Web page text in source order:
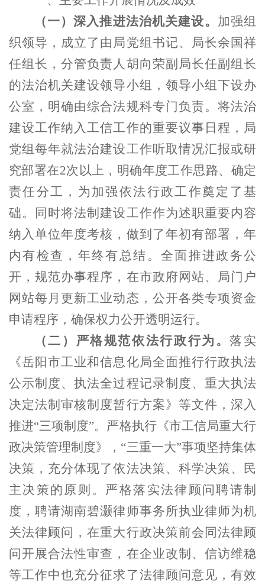
（一）深入推进法治机关建设。 加强组
织领导，成立了由局党组书记、局长余国祥
任组长，分管负责人胡向荣副局长任副组长
的法治机关建设领导小组，领导小组下设办
公室，明确由综合法规科专门负责。将法治
建设工作纳入工信工作的重要议事日程，局
党组每年就法治建设工作听取情况汇报或研
究部署在2次以上，明确年度工作思路、确定
责任分工，为加强依法行政工作奠定了基
础。同时将法制建设工作作为述职重要内容
纳入单位年度考核，做到了年初有部署，年
内有检查，年终有总结。全面推进政务公
开，规范办事程序，在市政府网站、局门户
网站每月更新工业动态，公开各类专项资金
申请程序，确保权力公开透明运行。
（二）严格规范依法行政行为。落实
《岳阳市工业和信息化局全面推行行政执法
公示制度、执法全过程记录制度、重大执法
决定法制审核制度暂行方案》等文件，深入
推进“三项制度”。严格执行《市工信局重大行
政决策管理制度》，“三重一大”事项坚持集体
决策，充分体现了依法决策、科学决策、民
主决策的原则。严格落实法律顾问聘请制
度，聘请湖南碧灏律师事务所执业律师为机
关法律顾问，在重大行政决策前会同法律顾
问开展合法性审查，在企业改制、信访维稳
等工作中也充分征求了法律顾问意见，有效